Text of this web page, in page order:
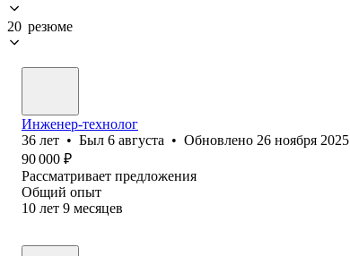
20 резюме
Инженер-технолог
36 лет • Был 6 августа • Обновлено 26 ноября 2025
90 000 ₽
Рассматривает предложения
Общий опыт
10 лет 9 месяцев